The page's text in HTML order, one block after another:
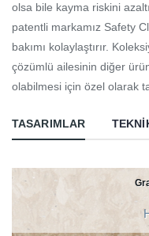
olsa bile kayma riskini
patentli markamız Safety
bakımı kolaylaştırır.
çözümlü ailesinin diğer
olabilmesi için özel olarak
TASARIMLAR